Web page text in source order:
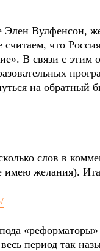
Элен Вулфенсон,
что Россия
В связи с этим
на обратный
слов в
имею желания).
«реформаторы»
период так